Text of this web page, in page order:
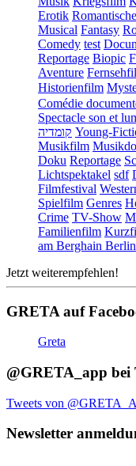
Erotik
Musical Fantasy
Comedy test
Reportage Biopic
Aventure
Historienfilm
Comédie
Spectacle son et
קומדיה Young-
Musikfilm
Doku Reportage
Lichtspektakel sdf
Filmfestival
Spielfilm Genres
Crime TV-Show
Familienfilm
am Berghain Berlin
Jetzt weiterempfehlen!
GRETA auf
Greta
@GRETA_app bei
Tweets von
Newsletter